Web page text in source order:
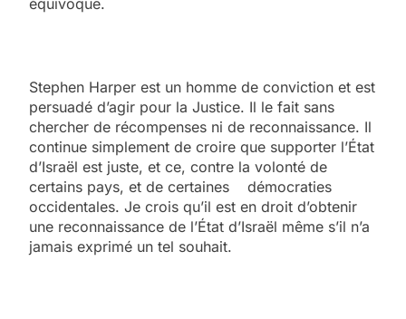
Stephen Harper est un homme de conviction et est
persuadé d’agir pour la Justice. Il le fait sans
chercher de récompenses ni de reconnaissance. Il
continue simplement de croire que supporter l’État
d’Israël est juste, et ce, contre la volonté de
certains pays, et de certaines démocraties
occidentales. Je crois qu’il est en droit d’obtenir
une reconnaissance de l’État d’Israël même s’il n’a
jamais exprimé un tel souhait.